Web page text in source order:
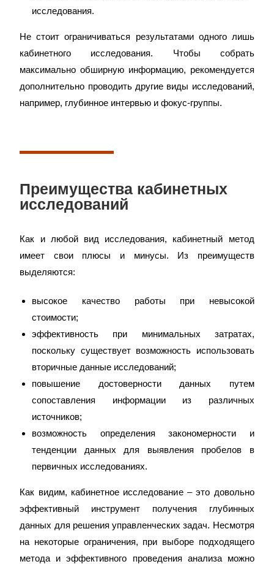
исследования.
Не стоит ограничиваться результатами одного лишь
кабинетного исследования. Чтобы собрать
максимально обширную информацию, рекомендуется
дополнительно проводить другие виды исследований,
например, глубинное интервью и фокус-группы.
Преимущества кабинетных
исследований
Как и любой вид исследования, кабинетный метод
имеет свои плюсы и минусы. Из преимуществ
выделяются:
высокое качество работы при невысокой
стоимости;
эффективность при минимальных затратах,
поскольку существует возможность использовать
вторичные данные исследований;
повышение достоверности данных путем
сопоставления информации из различных
источников;
возможность определения закономерности и
тенденции данных для выявления пробелов в
первичных исследованиях.
Как видим, кабинетное исследование – это довольно
эффективный инструмент получения глубинных
данных для решения управленческих задач. Несмотря
на некоторые ограничения, при выборе подходящего
метода и эффективного проведения анализа можно